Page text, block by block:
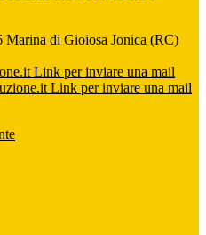
Marina di Gioiosa Jonica (RC)
Link per inviare una mail
Link per inviare una mail